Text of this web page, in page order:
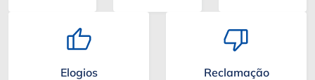
Elogios Reclamação